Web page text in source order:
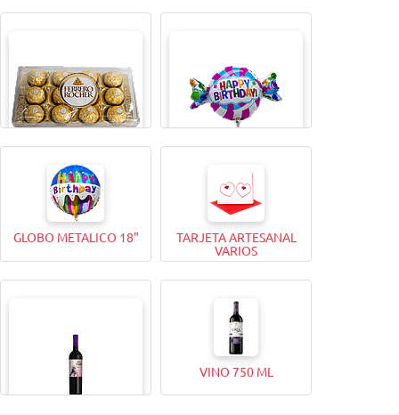
BOMBONES FERRERO
ROCHER (12 Unidades)
GLOBO METALICO 9"
GLOBO METALICO 18"
TARJETA ARTESANAL
VARIOS
VINO 750 ML